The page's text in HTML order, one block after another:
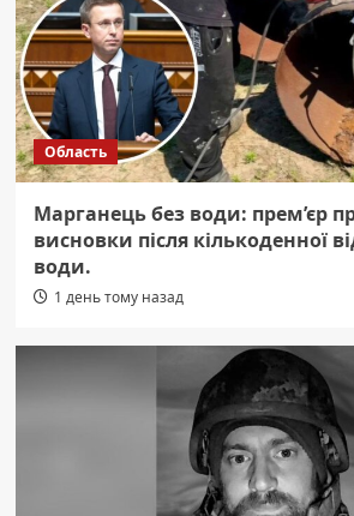
Область
Марганець без води: прем’єр
висновки після кількоденної
води.
1 день тому назад